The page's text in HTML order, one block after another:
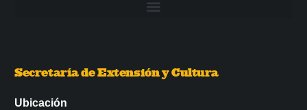
Secretaría de Extensión y Cultura
Ubicación